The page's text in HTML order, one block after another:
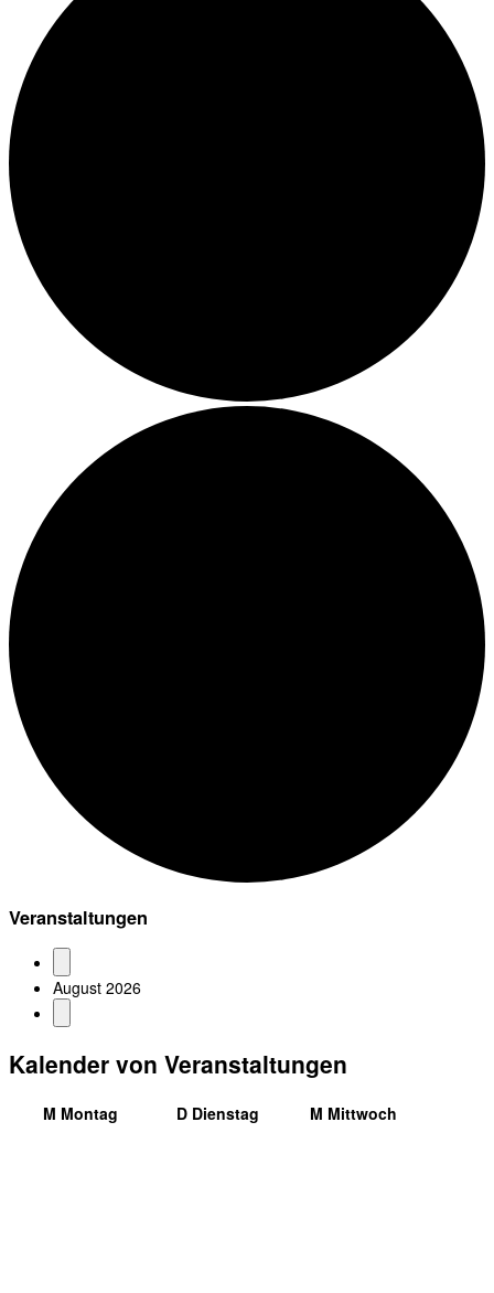
Veranstaltungen
August 2026
Kalender von Veranstaltungen
M Montag D Dienstag M Mittwoch